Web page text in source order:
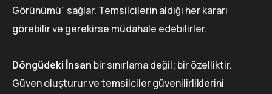
Görünümü” sağlar. Temsilcilerin aldığı her kararı
görebilir ve gerekirse müdahale edebilirler.
Döngüdeki İnsan bir sınırlama değil; bir özelliktir.
Güven oluşturur ve temsilciler güvenilirliklerini